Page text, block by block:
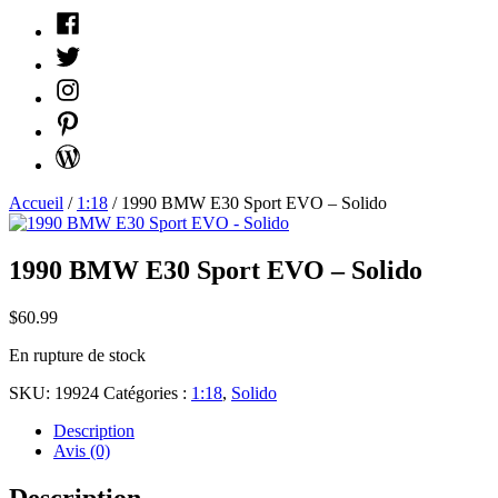
Facebook
Twitter
Instagram
Pinterest
WordPress
Accueil / 1:18 / 1990 BMW E30 Sport EVO – Solido
1990 BMW E30 Sport EVO – Solido
$60.99
En rupture de stock
SKU: 19924 Catégories : 1:18, Solido
Description
Avis (0)